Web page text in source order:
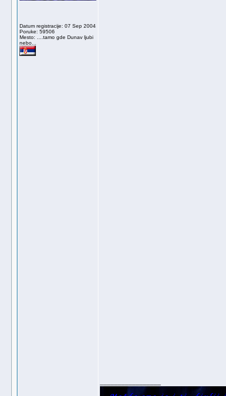
Datum registracije: 07 Sep 2004
Poruke: 59506
Mesto: ....tamo gde Dunav ljubi
nebo...